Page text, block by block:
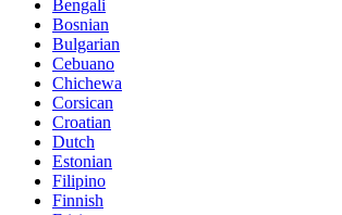
Bengali
Bosnian
Bulgarian
Cebuano
Chichewa
Corsican
Croatian
Dutch
Estonian
Filipino
Finnish